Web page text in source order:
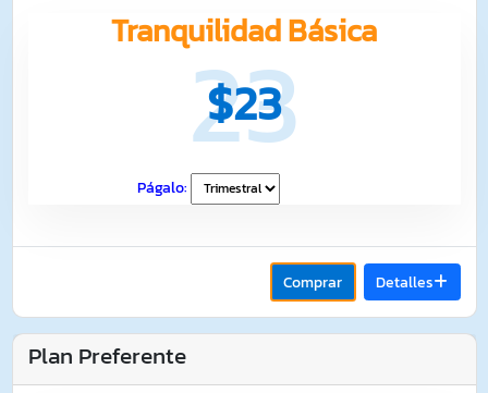
Tranquilidad Básica
23
$23
Págalo:
Comprar Detalles
Plan Preferente